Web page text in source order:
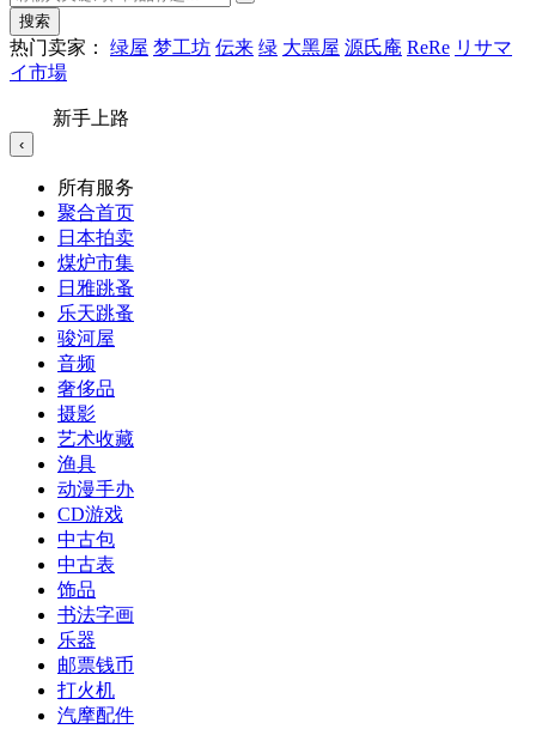
搜索
热门卖家： 绿屋 梦工坊 伝来 绿 大黑屋 源氏庵 ReRe リサマ
イ市場
新手上路
‹
所有服务
聚合首页
日本拍卖
煤炉市集
日雅跳蚤
乐天跳蚤
骏河屋
音频
奢侈品
摄影
艺术收藏
渔具
动漫手办
CD游戏
中古包
中古表
饰品
书法字画
乐器
邮票钱币
打火机
汽摩配件